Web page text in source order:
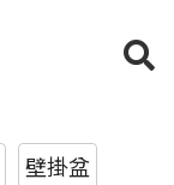
壁掛盆